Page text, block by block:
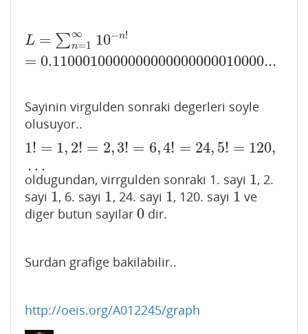
L = ∑∞
n=1 10−n!
= 0.1100010000000000000000010000...
L= ∑n =1 ∞10 n!=
Sayinin virgulden sonraki degerleri soyle
olusuyor..
1! = 1, 2! = 2,3! = 6,4! = 24, 5! = 120,
…
1!=1, 2!= 2,3 !=6 ,4! =24,5 =120 …
oldugundan, virrgulden sonraki 1. sayi 1
1, 2.
sayi 1
1, 6. sayi 1
1, 24. sayi 1
1, 120. sayi 1
1 ve
diger butun sayilar 0
0 dir.
Surdan grafige bakilabilir..
http://oeis.org/A012245/graph